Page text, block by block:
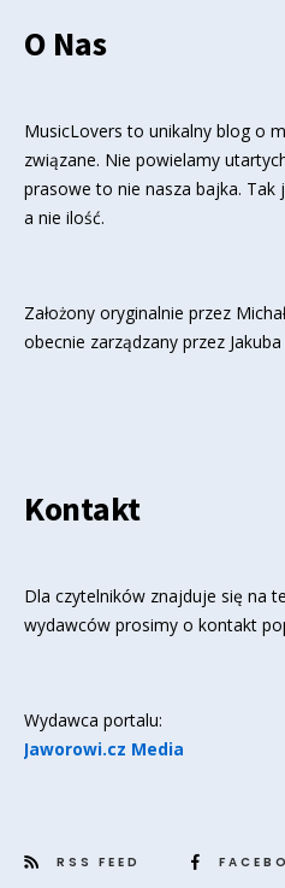
O Nas
MusicLovers to unikalny blog o
związane. Nie powielamy
prasowe to nie nasza bajka. Tak
a nie ilość.
Założony oryginalnie przez
obecnie zarządzany przez
Kontakt
Dla czytelników znajduje się na
wydawców prosimy o kontakt
Wydawca portalu:
Jaworowi.cz Media
RSS FEED